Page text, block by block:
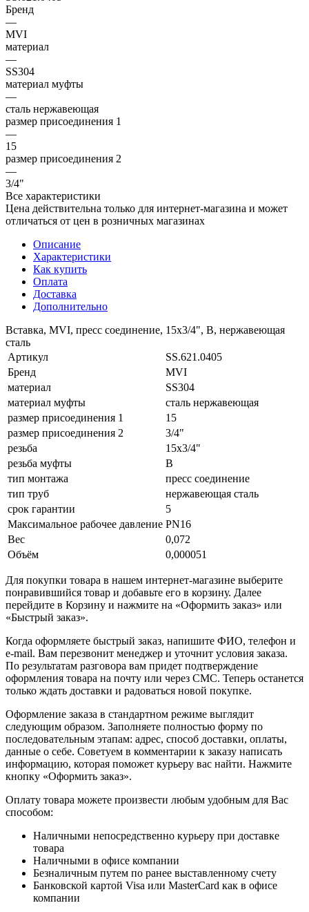
Бренд
—
MVI
материал
—
SS304
материал муфты
—
сталь нержавеющая
размер присоединения 1
—
15
размер присоединения 2
—
3/4"
Все характеристики
Цена действительна только для интернет-магазина и может
отличаться от цен в розничных магазинах
Описание
Характеристики
Как купить
Оплата
Доставка
Дополнительно
Вставка, MVI, пресс соединение, 15х3/4", В, нержавеющая
сталь
Артикул
SS.621.0405
Бренд
MVI
материал
SS304
материал муфты
сталь нержавеющая
размер присоединения 1
15
размер присоединения 2
3/4"
резьба
15х3/4"
резьба муфты
В
тип монтажа
пресс соединение
тип труб
нержавеющая сталь
срок гарантии
5
Максимальное рабочее давление PN16
Вес
0,072
Объём
0,000051
Для покупки товара в нашем интернет-магазине выберите
понравившийся товар и добавьте его в корзину. Далее
перейдите в Корзину и нажмите на «Оформить заказ» или
«Быстрый заказ».
Когда оформляете быстрый заказ, напишите ФИО, телефон и
e-mail. Вам перезвонит менеджер и уточнит условия заказа.
По результатам разговора вам придет подтверждение
оформления товара на почту или через СМС. Теперь останется
только ждать доставки и радоваться новой покупке.
Оформление заказа в стандартном режиме выглядит
следующим образом. Заполняете полностью форму по
последовательным этапам: адрес, способ доставки, оплаты,
данные о себе. Советуем в комментарии к заказу написать
информацию, которая поможет курьеру вас найти. Нажмите
кнопку «Оформить заказ».
Оплату товара можете произвести любым удобным для Вас
способом:
Наличными непосредственно курьеру при доставке
товара
Наличными в офисе компании
Безналичным путем по ранее выставленному счету
Банковской картой Visa или MasterCard как в офисе
компании